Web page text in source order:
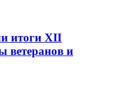
итоги XII
ветеранов и